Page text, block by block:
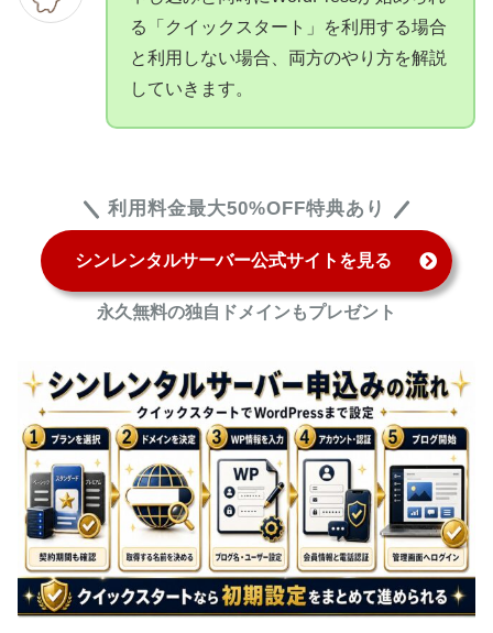
る「クイックスタート」を利用する場合
と利用しない場合、両方のやり方を解説
していきます。
利用料金最大50%OFF特典あり
シンレンタルサーバー公式サイトを見る
永久無料の独自ドメインもプレゼント